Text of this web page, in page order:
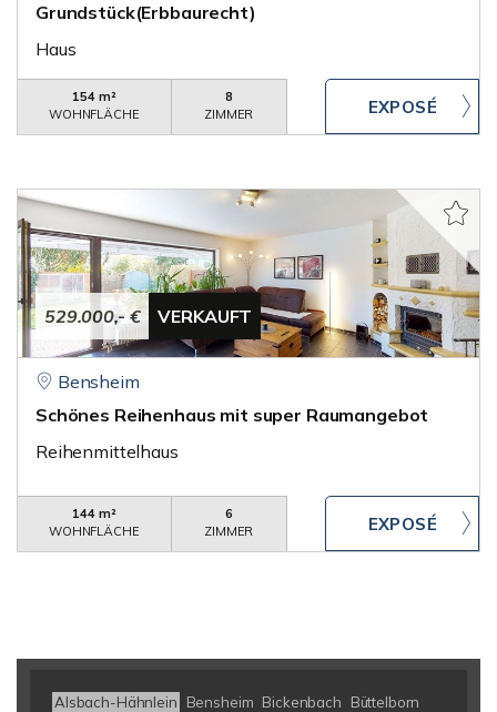
Grundstück(Erbbaurecht)
Haus
154 m²
WOHNFLÄCHE
8
ZIMMER
529.000,- € VERKAUFT
Bensheim
Schönes Reihenhaus mit super Raumangebot
Reihenmittelhaus
144 m²
WOHNFLÄCHE
6
ZIMMER
Alsbach-Hähnlein Bensheim Bickenbach
Büttelborn